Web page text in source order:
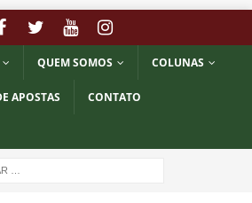
QUEM SOMOS COLUNAS
APOSTAS CONTATO